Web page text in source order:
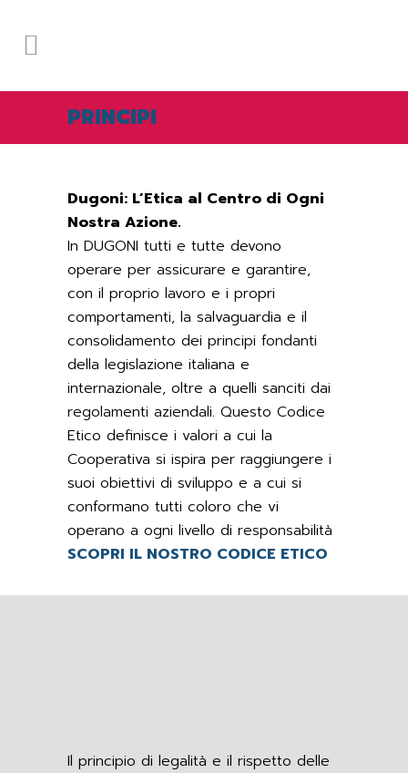
PRINCIPI
Dugoni: L’Etica al Centro di Ogni
Nostra Azione.
In DUGONI tutti e tutte devono
operare per assicurare e garantire,
con il proprio lavoro e i propri
comportamenti, la salvaguardia e il
consolidamento dei principi fondanti
della legislazione italiana e
internazionale, oltre a quelli sanciti dai
regolamenti aziendali. Questo Codice
Etico definisce i valori a cui la
Cooperativa si ispira per raggiungere i
suoi obiettivi di sviluppo e a cui si
conformano tutti coloro che vi
operano a ogni livello di responsabilità
SCOPRI IL NOSTRO CODICE ETICO
Il principio di legalità e il rispetto delle